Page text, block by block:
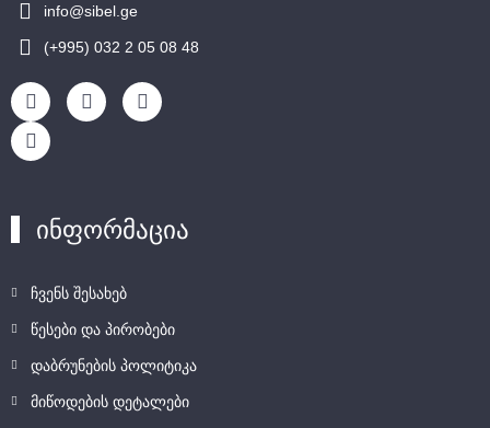
info@sibel.ge
(+995) 032 2 05 08 48
ინფორმაცია
ჩვენს შესახებ
წესები და პირობები
დაბრუნების პოლიტიკა
მიწოდების დეტალები